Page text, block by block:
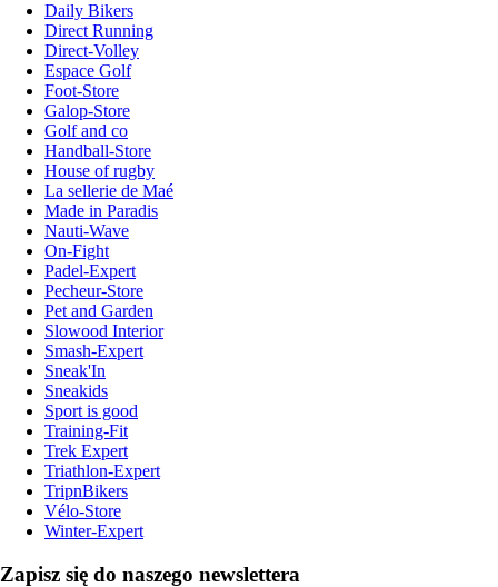
Daily Bikers
Direct Running
Direct-Volley
Espace Golf
Foot-Store
Galop-Store
Golf and co
Handball-Store
House of rugby
La sellerie de Maé
Made in Paradis
Nauti-Wave
On-Fight
Padel-Expert
Pecheur-Store
Pet and Garden
Slowood Interior
Smash-Expert
Sneak'In
Sneakids
Sport is good
Training-Fit
Trek Expert
Triathlon-Expert
TripnBikers
Vélo-Store
Winter-Expert
Zapisz się do naszego newslettera